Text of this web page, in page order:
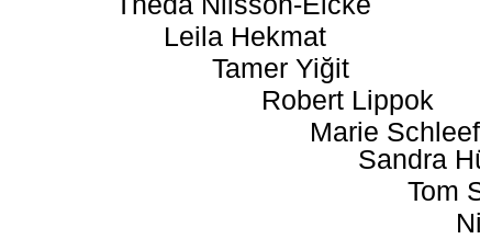
Leila Hekmat
Tamer Yiğit
Robert Lippok
Marie Schleef
Sandra
Tom